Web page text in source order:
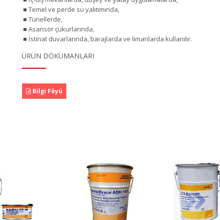
■ Temel ve perde su yalıtımında,
■ Tünellerde,
■ Asansör çukurlarında,
■ İstinat duvarlarında, barajlarda ve limanlarda kullanılır.
ÜRÜN DÖKÜMANLARI
Bilgi Föyü
ADH
Detayı
MasterBrace ADH
4000 (Mbrace
Laminate Adesivo)